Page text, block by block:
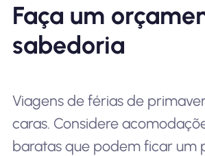
Faça um
sabedoria
Viagens de férias de
caras. Considere
baratas que podem ficar um